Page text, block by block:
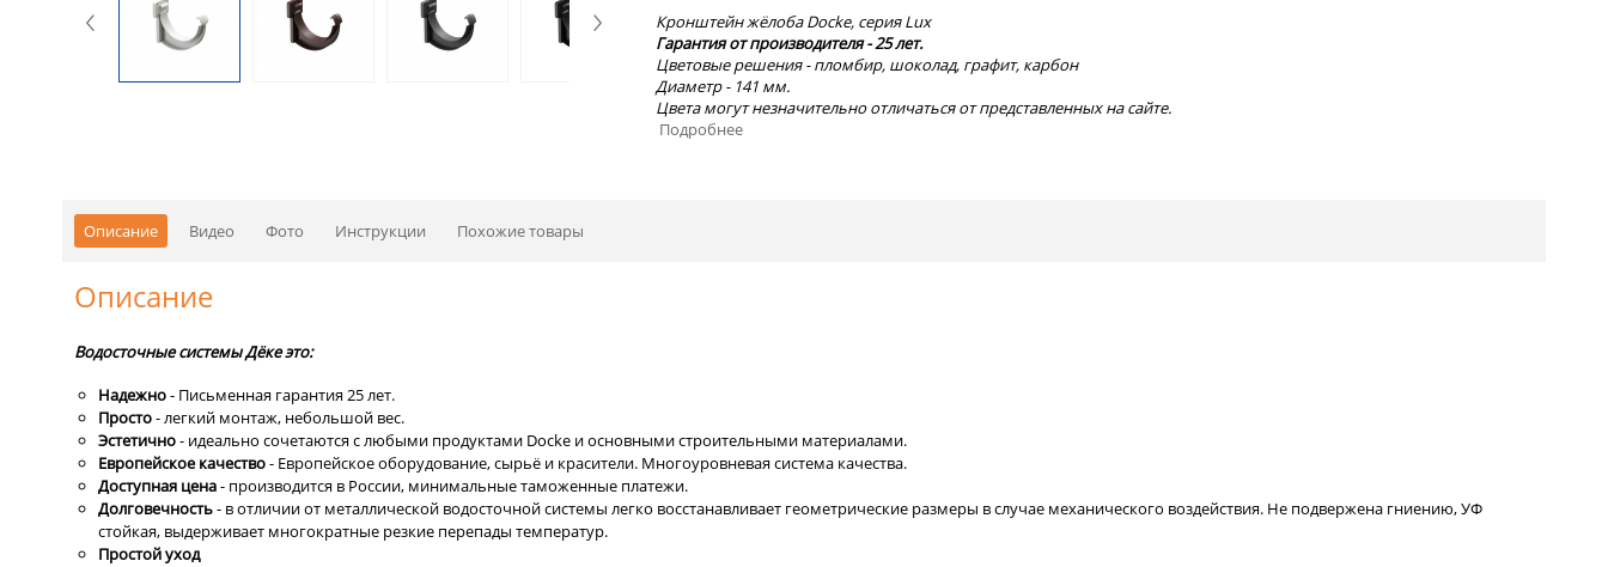
Кронштейн жёлоба Docke, серия Lux
Гарантия от производителя - 25 лет.
Цветовые решения - пломбир, шоколад, графит, карбон
Диаметр - 141 мм.
Цвета могут незначительно отличаться от представленных на сайте.
Подробнее
Описание Видео Фото Инструкции Похожие товары
Описание
Водосточные системы Дёке это:
Надежно- Письменная гарантия 25 лет.
Просто- легкий монтаж, небольшой вес.
Эстетично- идеально сочетаются с любыми продуктами Docke и основными строительными материалами.
Европейское качество- Европейское оборудование, сырьё и красители. Многоуровневая система качества.
Доступная цена- производится в России, минимальные таможенные платежи.
Долговечность- в отличии от металлической водосточной системы легко восстанавливает геометрические размеры в случае механического воздействия. Не подвержена гниению, УФ
стойкая, выдерживает многократные резкие перепады температур.
Простой уход